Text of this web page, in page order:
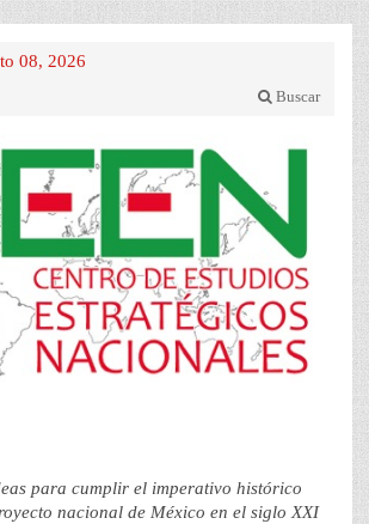
08, 2026
Buscar
para cumplir el imperativo histórico
nacional de México en el siglo XXI